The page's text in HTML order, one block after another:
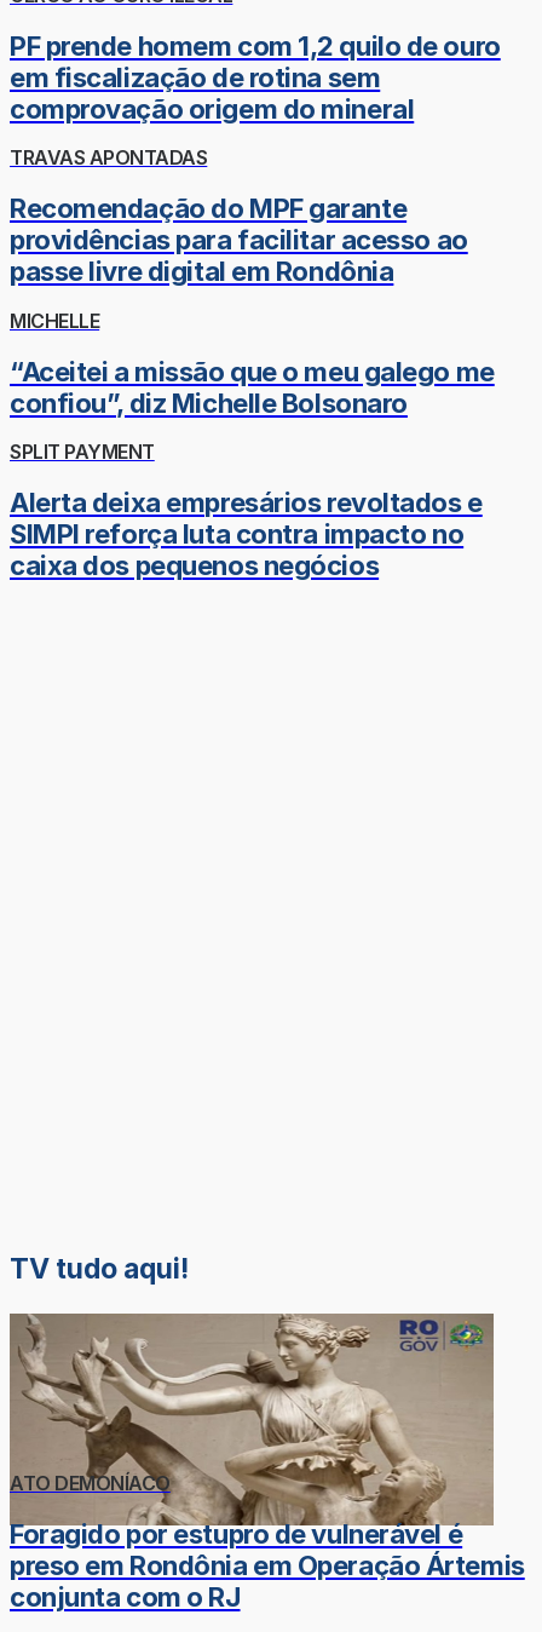
PF prende homem com 1,2 quilo de ouro
em fiscalização de rotina sem
comprovação origem do mineral
TRAVAS APONTADAS
Recomendação do MPF garante
providências para facilitar acesso ao
passe livre digital em Rondônia
MICHELLE
“Aceitei a missão que o meu galego me
confiou”, diz Michelle Bolsonaro
SPLIT PAYMENT
Alerta deixa empresários revoltados e
SIMPI reforça luta contra impacto no
caixa dos pequenos negócios
TV tudo aqui!
ATO DEMONÍACO
Foragido por estupro de vulnerável é
preso em Rondônia em Operação Ártemis
conjunta com o RJ